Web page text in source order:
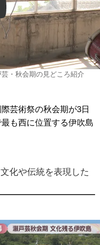
・秋会期の見どころ紹介
芸術祭の秋会期が3日
も西に位置する伊吹島
化や伝統を表現した